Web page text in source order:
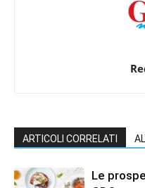
ARTICOLI CORRELATI
Le